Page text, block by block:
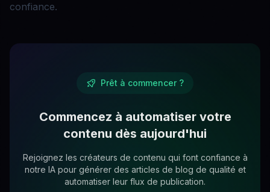
confiance.
Prêt à commencer ?
Commencez à automatiser votre
contenu dès aujourd'hui
Rejoignez les créateurs de contenu qui font confiance à
notre IA pour générer des articles de blog de qualité et
automatiser leur flux de publication.